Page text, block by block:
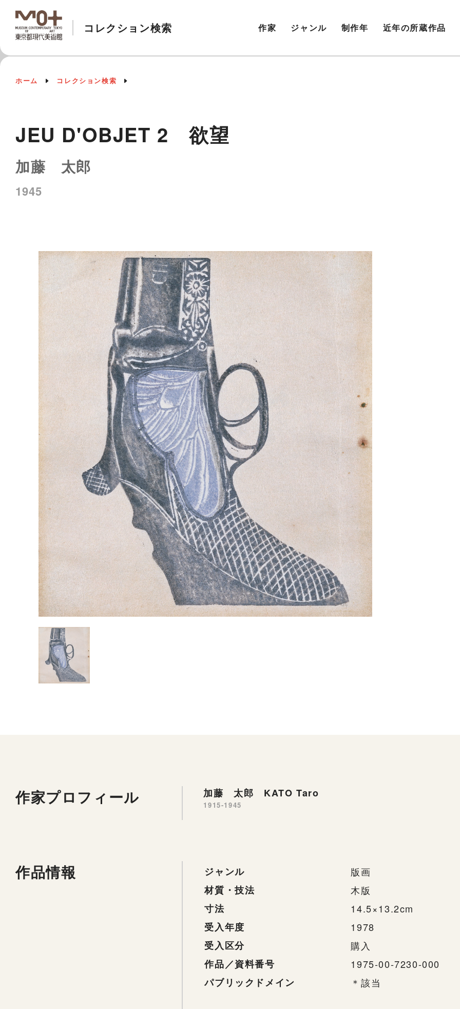
コレクション検索 作家 ジャンル 制作年 近年の所蔵作品
ホーム コレクション検索
JEU D'OBJET 2 欲望
加藤 太郎
1945
作家プロフィール 加藤 太郎 KATO Taro
1915-1945
作品情報 ジャンル
版画
材質・技法
木版
寸法
14.5×13.2cm
受入年度
1978
受入区分
購入
作品／資料番号
1975-00-7230-000
パブリックドメイン
＊該当